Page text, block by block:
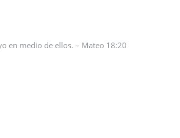
en medio de ellos. – Mateo 18:20